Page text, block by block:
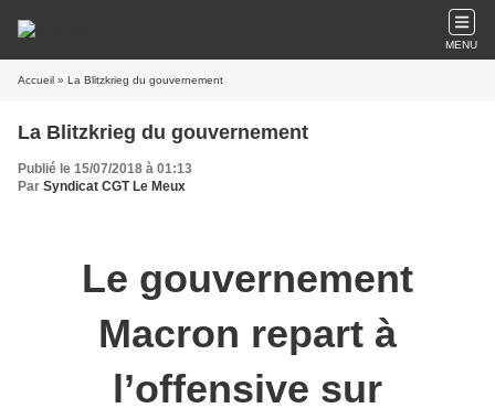
MENU
Accueil » La Blitzkrieg du gouvernement
La Blitzkrieg du gouvernement
Publié le 15/07/2018 à 01:13
Par Syndicat CGT Le Meux
Le gouvernement
Macron repart à
l’offensive sur